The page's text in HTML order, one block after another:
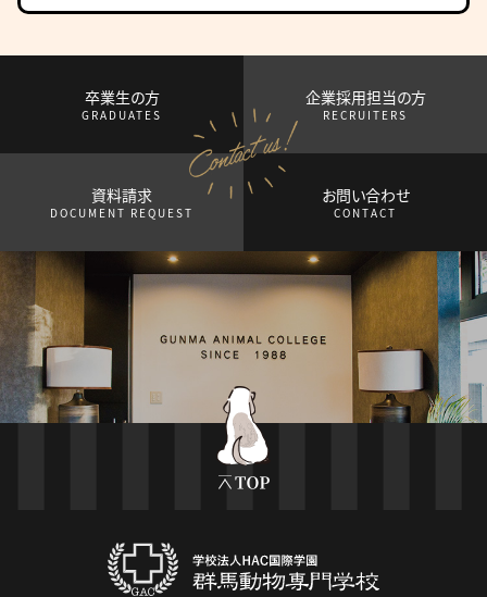
卒業生の方
GRADUATES
企業採用担当の方
RECRUITERS
資料請求
DOCUMENT REQUEST
お問い合わせ
CONTACT